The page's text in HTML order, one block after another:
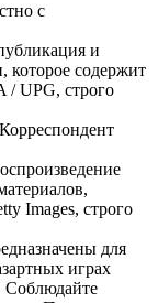
с
и
которое содержит
/ UPG, строго
Images, строго
для
играх
Соблюдайте